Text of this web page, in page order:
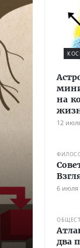
на
12
6 июля
два